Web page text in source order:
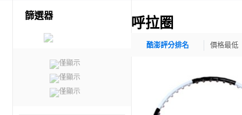
篩選器
僅顯示
僅顯示
僅顯示
呼拉圈
酷澎評分排名 價格最低